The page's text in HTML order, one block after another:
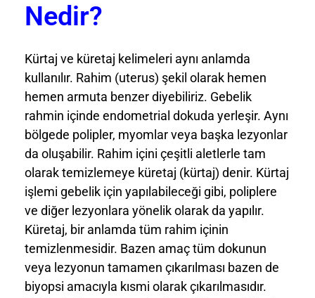
Nedir?
Kürtaj ve küretaj kelimeleri aynı anlamda
kullanılır. Rahim (uterus) şekil olarak hemen
hemen armuta benzer diyebiliriz. Gebelik
rahmin içinde endometrial dokuda yerleşir. Aynı
bölgede polipler, myomlar veya başka lezyonlar
da oluşabilir. Rahim içini çeşitli aletlerle tam
olarak temizlemeye küretaj (kürtaj) denir. Kürtaj
işlemi gebelik için yapılabileceği gibi, poliplere
ve diğer lezyonlara yönelik olarak da yapılır.
Küretaj, bir anlamda tüm rahim içinin
temizlenmesidir. Bazen amaç tüm dokunun
veya lezyonun tamamen çıkarılması bazen de
biyopsi amacıyla kısmi olarak çıkarılmasıdır.